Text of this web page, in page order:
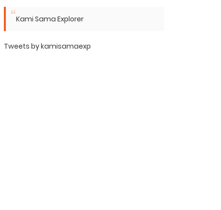
Kami Sama Explorer
Tweets by kamisamaexp